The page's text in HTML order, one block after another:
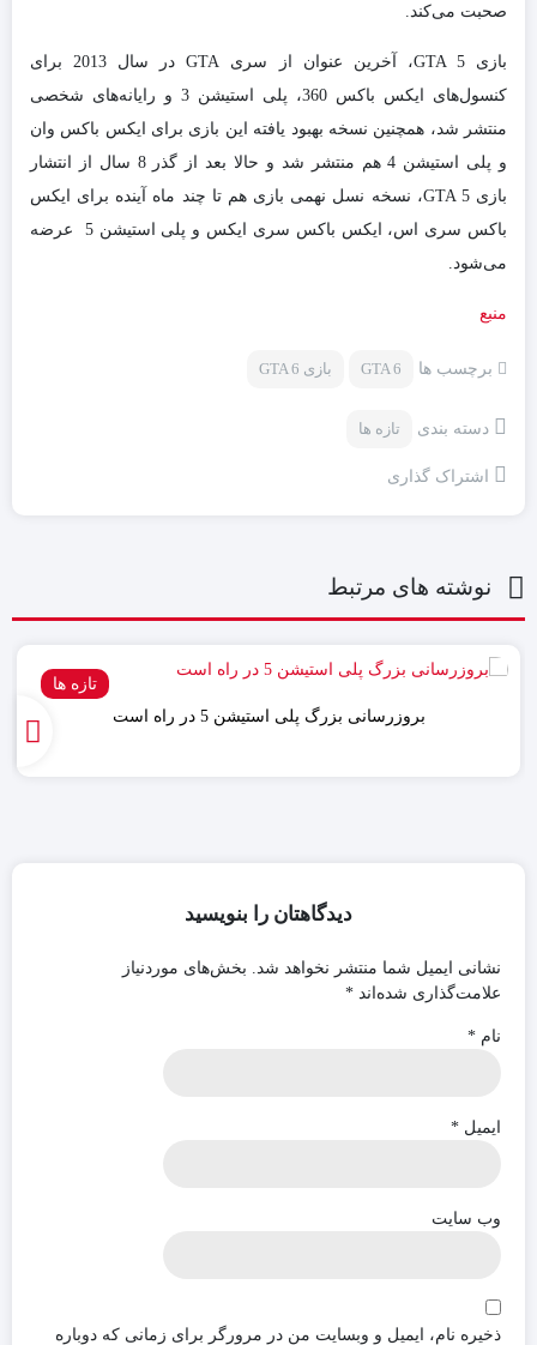
صحبت می‌کند.
بازی GTA 5، آخرین عنوان از سری GTA در سال 2013 برای
کنسول‌های ایکس باکس 360، پلی استیشن 3 و رایانه‌های شخصی
منتشر شد، همچنین نسخه بهبود یافته این بازی برای ایکس باکس وان
و پلی استیشن 4 هم منتشر شد و حالا بعد از گذر 8 سال از انتشار
بازی GTA 5، نسخه نسل نهمی بازی هم تا چند ماه آینده برای ایکس
باکس سری اس، ایکس باکس سری ایکس و پلی استیشن 5 عرضه
می‌شود.
منبع
برچسب ها GTA 6 بازی GTA 6
دسته بندی تازه ها
اشتراک گذاری
نوشته های مرتبط
بروزرسانی بزرگ پلی استیشن 5 در راه است
تازه ها
دیدگاهتان را بنویسید
نشانی ایمیل شما منتشر نخواهد شد.
بخش‌های موردنیاز
علامت‌گذاری شده‌اند *
نام *
ایمیل *
وب‌ سایت
ذخیره نام، ایمیل و وبسایت من در مرورگر برای زمانی که دوباره